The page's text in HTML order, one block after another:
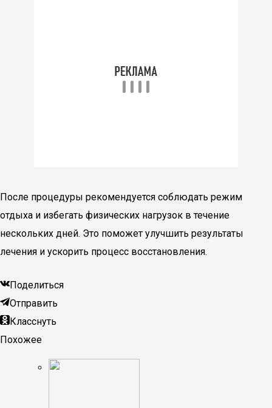
После процедуры рекомендуется соблюдать режим
отдыха и избегать физических нагрузок в течение
нескольких дней. Это поможет улучшить результаты
лечения и ускорить процесс восстановления.
Поделиться
Отправить
Класснуть
Похожее